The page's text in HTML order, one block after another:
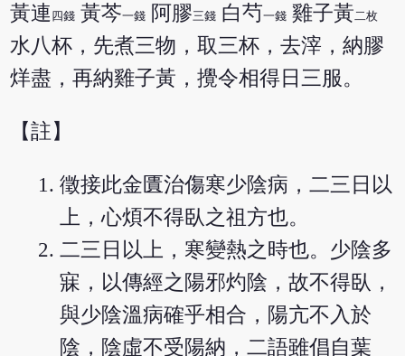
黃連 四錢 黃芩一錢 阿膠三錢 白芍一錢 雞子黃 二枚
水八杯，先煮三物，取三杯，去滓，納膠
烊盡，再納雞子黃，攪令相得日三服。
【註】
徵接此金匱治傷寒少陰病，二三日以
上，心煩不得臥之祖方也。
二三日以上，寒變熱之時也。少陰多
寐，以傳經之陽邪灼陰，故不得臥，
與少陰溫病確乎相合，陽亢不入於
陰，陰虛不受陽納，二語雖倡自葉